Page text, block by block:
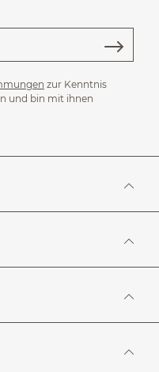
zur Kenntnis
und bin mit ihnen